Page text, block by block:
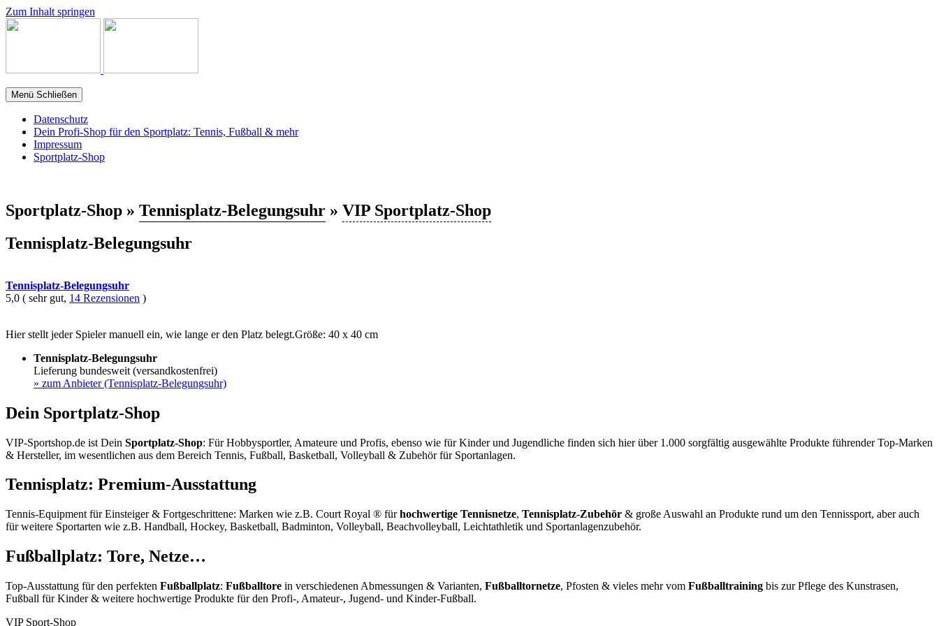
Zum Inhalt springen
Menü Schließen
Datenschutz
Dein Profi-Shop für den Sportplatz: Tennis, Fußball & mehr
Impressum
Sportplatz-Shop
Sportplatz-Shop » Tennisplatz-Belegungsuhr » VIP Sportplatz-Shop
Tennisplatz-Belegungsuhr
Tennisplatz-Belegungsuhr
5,0 ( sehr gut, 14 Rezensionen )
Hier stellt jeder Spieler manuell ein, wie lange er den Platz belegt.Größe: 40 x 40 cm
Tennisplatz-Belegungsuhr
Lieferung bundesweit (versandkostenfrei)
» zum Anbieter (Tennisplatz-Belegungsuhr)
Dein Sportplatz-Shop
VIP-Sportshop.de ist Dein Sportplatz-Shop: Für Hobbysportler, Amateure und Profis, ebenso wie für Kinder und Jugendliche finden sich hier über 1.000 sorgfältig ausgewählte Produkte führender Top-Marken
& Hersteller, im wesentlichen aus dem Bereich Tennis, Fußball, Basketball, Volleyball & Zubehör für Sportanlagen.
Tennisplatz: Premium-Ausstattung
Tennis-Equipment für Einsteiger & Fortgeschrittene: Marken wie z.B. Court Royal ® fürhochwertige Tennisnetze, Tennisplatz-Zubehör & große Auswahl an Produkte rund um den Tennissport, aber auch
für weitere Sportarten wie z.B. Handball, Hockey, Basketball, Badminton, Volleyball, Beachvolleyball, Leichtathletik und Sportanlagenzubehör.
Fußballplatz: Tore, Netze…
Top-Ausstattung für den perfekten Fußballplatz: Fußballtore in verschiedenen Abmessungen & Varianten, Fußballtornetze, Pfosten & vieles mehr vom Fußballtraining bis zur Pflege des Kunstrasen,
Fußball für Kinder & weitere hochwertige Produkte für den Profi-, Amateur-, Jugend- und Kinder-Fußball.
VIP Sport-Shop